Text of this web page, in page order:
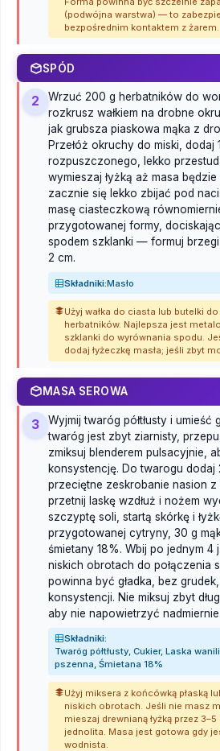
(podwójna warstwa) — to
bezpośrednim kontaktem z żarem.
SPÓD
2
Wrzuć 200 g herbatników do
rozkrusz wałkiem na drobne
jak grubsza piaskowa mąka z
Przełóż okruchy do miski, dodaj
rozpuszczonego, lekko
wymieszaj łyżką aż masa
zacznie się lekko zbijać pod
masę ciasteczkową
przygotowanej formy, dociskając
spodem szklanki — formuj
2 cm.
Składniki:Masło
Użyj wałka do ciasta lub butelki
herbatników. Najlepsza jest
szklanki do wyrównania spodu.
dodaj łyżeczkę masła; jeśli zbyt
MASA SEROWA
3
Wyjmij twaróg półtłusty i umieść
twaróg jest zbyt ziarnisty,
zmiksuj blenderem pulsacyjnie,
konsystencję. Do twarogu dodaj
przeciętne zeskrobanie nasion z
przetnij laskę wzdłuż i nożem
szczyptę soli, startą skórkę i
przygotowanej cytryny, 30 g
śmietany 18%. Wbij po jednym 4
niskich obrotach do połączenia
powinna być gładka, bez
konsystencji. Nie miksuj zbyt
aby nie napowietrzyć nadmiernie
Składniki:
Twaróg półtłusty, Cukier, Laska
pszenna, Śmietana 18%
Użyj miksera z końcówką płaską
niskich obrotach. Jeśli nie masz
mieszaj drewnianą łyżką przez
jednolita. Masa jest gotowa gdy
wodnista.